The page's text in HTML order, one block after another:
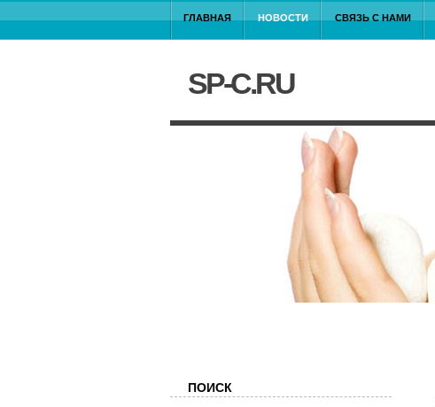
ГЛАВНАЯ НОВОСТИ СВЯЗЬ С НАМИ
SP-C.RU
ПОИСК